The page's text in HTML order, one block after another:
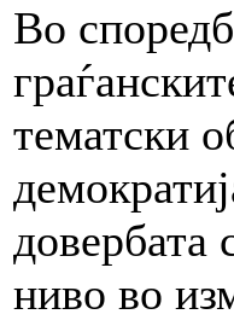
Во
тематски
довербата
ниво во